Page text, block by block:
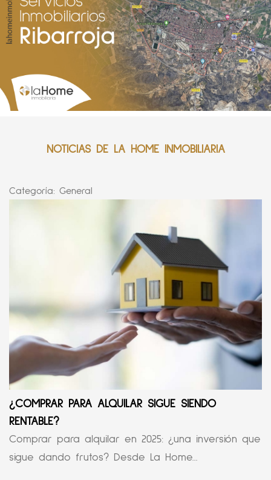
NOTICIAS DE LA HOME INMOBILIARIA
Categoría: General
¿COMPRAR PARA ALQUILAR SIGUE SIENDO
RENTABLE?
Comprar para alquilar en 2025: ¿una inversión que
sigue dando frutos? Desde La Home...